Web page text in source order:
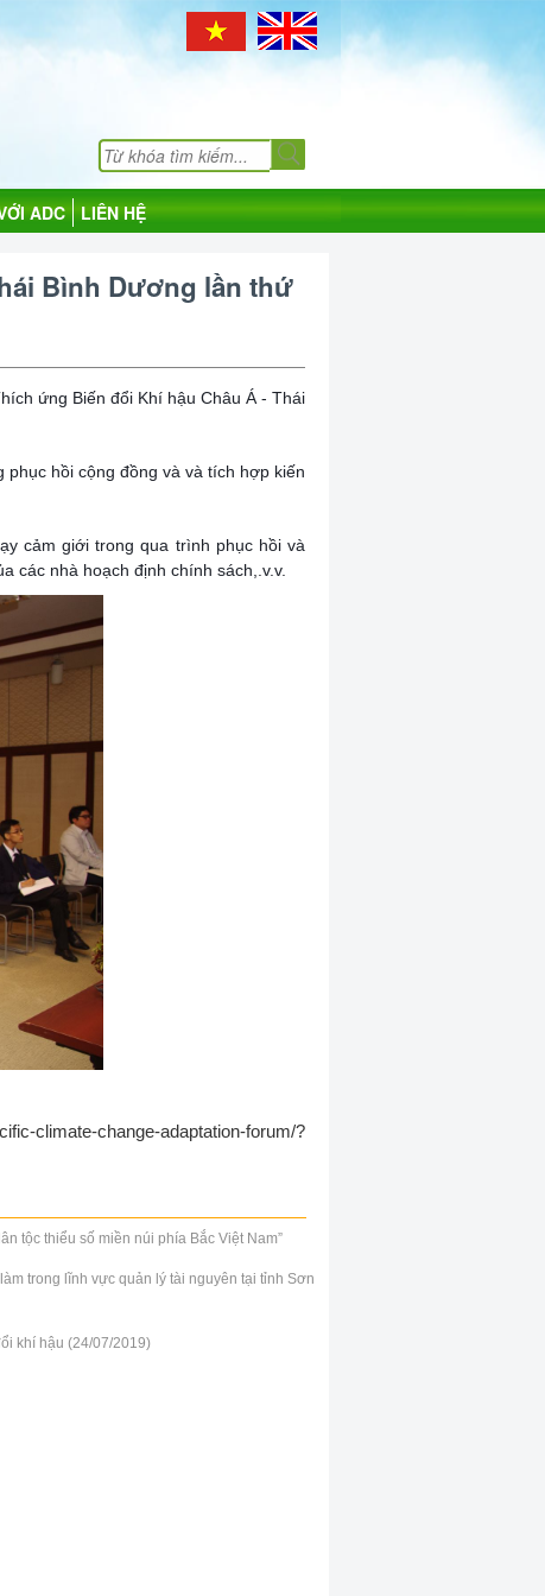
ADC LIÊN HỆ
Bình Dương lần thứ
ứng Biến đổi Khí hậu Châu Á - Thái
hồi cộng đồng và và tích hợp kiến
cảm giới trong qua trình phục hồi và
các nhà hoạch định chính sách,.v.v.
climate-change-adaptation-forum/?
tộc thiểu số miền núi phía Bắc Việt Nam”
trong lĩnh vực quản lý tài nguyên tại tỉnh Sơn
khí hậu (24/07/2019)